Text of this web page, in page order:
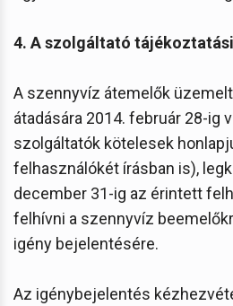
4. A szolgáltató
A szennyvíz átemelők
átadására 2014. február 28-ig
szolgáltatók kötelesek
felhasználókét írásban is),
december 31-ig az érintett
felhívni a szennyvíz
igény bejelentésére.
Az igénybejelentés